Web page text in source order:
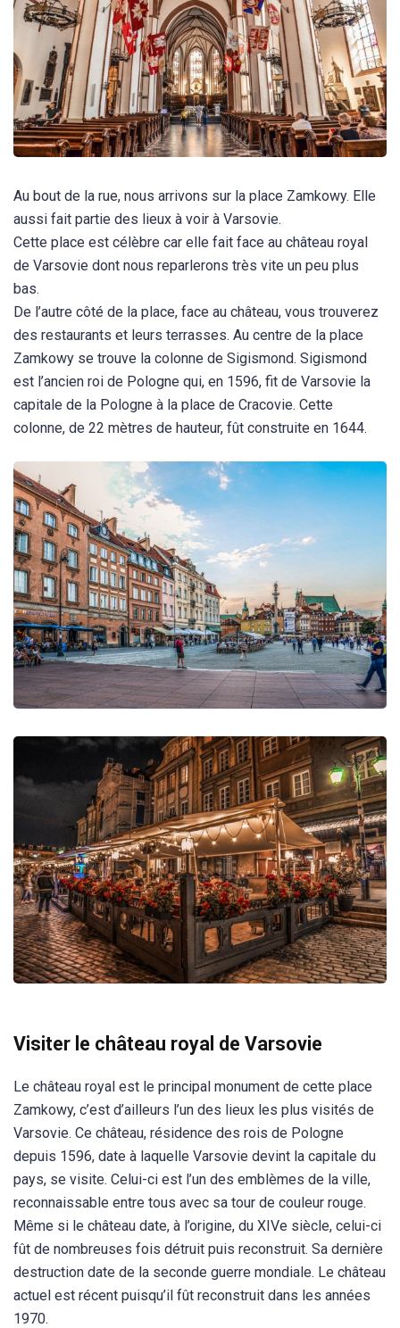
Au bout de la rue, nous arrivons sur la place Zamkowy. Elle
aussi fait partie des lieux à voir à Varsovie.
Cette place est célèbre car elle fait face au château royal
de Varsovie dont nous reparlerons très vite un peu plus
bas.
De l’autre côté de la place, face au château, vous trouverez
des restaurants et leurs terrasses. Au centre de la place
Zamkowy se trouve la colonne de Sigismond. Sigismond
est l’ancien roi de Pologne qui, en 1596, fit de Varsovie la
capitale de la Pologne à la place de Cracovie. Cette
colonne, de 22 mètres de hauteur, fût construite en 1644.
Visiter le château royal de Varsovie
Le château royal est le principal monument de cette place
Zamkowy, c’est d’ailleurs l’un des lieux les plus visités de
Varsovie. Ce château, résidence des rois de Pologne
depuis 1596, date à laquelle Varsovie devint la capitale du
pays, se visite. Celui-ci est l’un des emblèmes de la ville,
reconnaissable entre tous avec sa tour de couleur rouge.
Même si le château date, à l’origine, du XIVe siècle, celui-ci
fût de nombreuses fois détruit puis reconstruit. Sa dernière
destruction date de la seconde guerre mondiale. Le château
actuel est récent puisqu’il fût reconstruit dans les années
1970.